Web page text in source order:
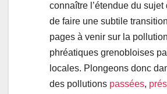
connaître l’étendue du
de faire une subtile
pages à venir sur la
phréatiques grenobloises
locales. Plongeons donc
des pollutions passées,